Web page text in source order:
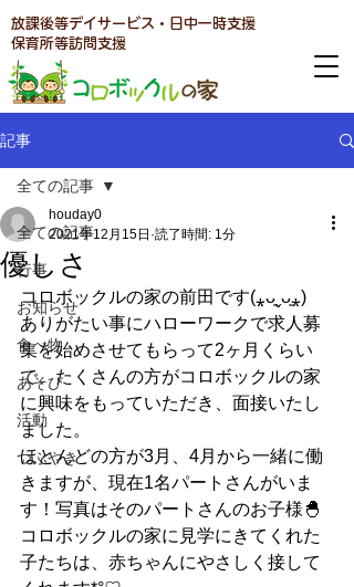
放課後等デイサービス・日中一時支援
​保育所等訪問支援
記事
全ての記事
行事
お知らせ
食べ物
あそび
活動
つぶやき
全ての記事
優しさ
houday0
2021年12月15日 読了時間: 1分
コロボックルの家の前田です(⁎ᴗ͈ˬᴗ͈⁎)
ありがたい事にハローワークで求人募
集を始めさせてもらって2ヶ月くらい
で、たくさんの方がコロボックルの家
に興味をもっていただき、面接いたし
ました。
ほとんどの方が3月、4月から一緒に働
きますが、現在1名パートさんがいま
す！写真はそのパートさんのお子様🐣
コロボックルの家に見学にきてくれた
子たちは、赤ちゃんにやさしく接して